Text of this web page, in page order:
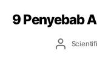
9 Penyebab
Post